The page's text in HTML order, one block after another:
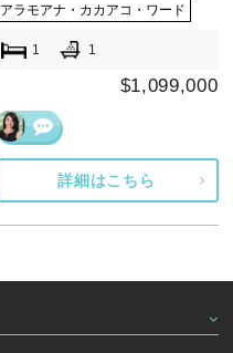
アラモアナ・カカアコ・ワード
1 1
$1,099,000
詳細はこちら